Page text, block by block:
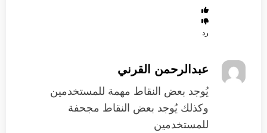
رد
عبدالرحمن القرني
يُوجد بعض النقاط مهمة للمستخدمين
وكذلك يُوجد بعض النقاط مجحفة
للمستخدمين